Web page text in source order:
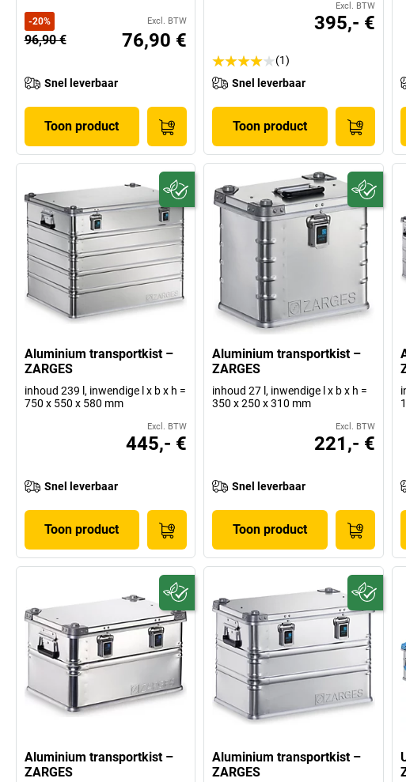
-20% Excl. BTW
96,90 € 76,90 €
Snel leverbaar
Toon product
Excl. BTW
395,- €
(1)
Snel leverbaar
Toon product
Aluminium transportkist –
ZARGES
inhoud 239 l, inwendige l x b x h =
750 x 550 x 580 mm
Excl. BTW
445,- €
Snel leverbaar
Toon product
Aluminium transportkist –
ZARGES
inhoud 27 l, inwendige l x b x h =
350 x 250 x 310 mm
Excl. BTW
221,- €
Snel leverbaar
Toon product
Aluminium transportkist –
ZARGES
Aluminium transportkist –
ZARGES